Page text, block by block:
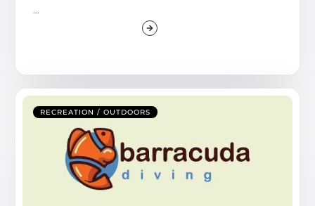
...
RECREATION / OUTDOORS